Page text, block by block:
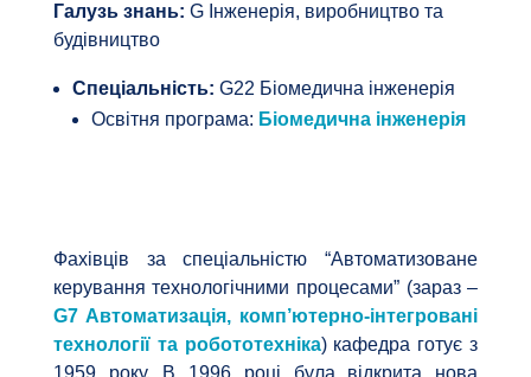
Галузь знань: G Інженерія, виробництво та
будівництво
Спеціальність: G22 Біомедична інженерія
Освітня програма: Біомедична інженерія
Фахівців за спеціальністю “Автоматизоване
керування технологічними процесами” (зараз –
G7 Автоматизація, комп’ютерно-інтегровані
технології та робототехніка) кафедра готує з
1959 року. В 1996 році була відкрита нова